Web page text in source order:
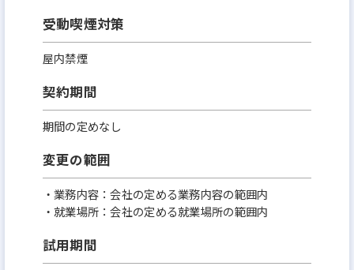
受動喫煙対策
屋内禁煙
契約期間
期間の定めなし
変更の範囲
・業務内容：会社の定める業務内容の範囲内
・就業場所：会社の定める就業場所の範囲内
試用期間